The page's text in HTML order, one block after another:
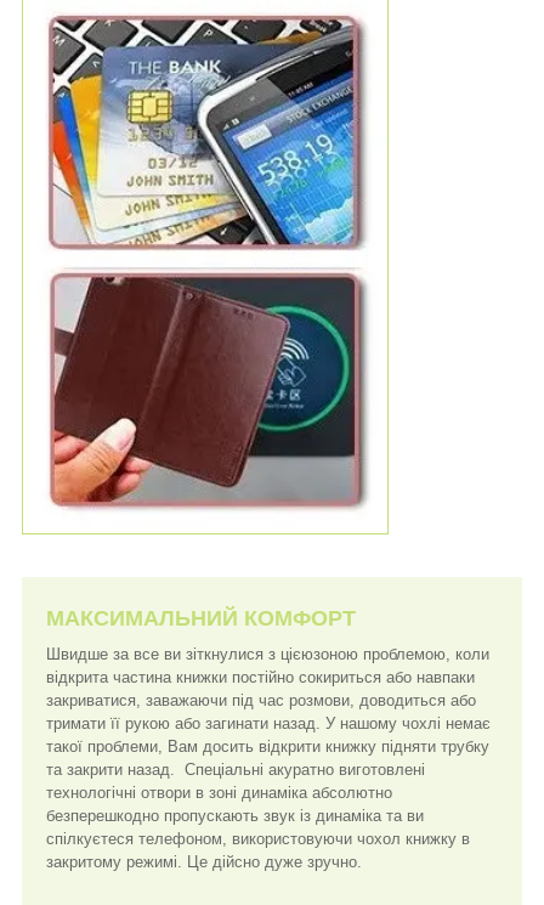
МАКСИМАЛЬНИЙ КОМФОРТ
Швидше за все ви зіткнулися з цієюзоною проблемою, коли
відкрита частина книжки постійно сокириться або навпаки
закриватися, заважаючи під час розмови, доводиться або
тримати її рукою або загинати назад. У нашому чохлі немає
такої проблеми, Вам досить відкрити книжку підняти трубку
та закрити назад. Спеціальні акуратно виготовлені
технологічні отвори в зоні динаміка абсолютно
безперешкодно пропускають звук із динаміка та ви
спілкуєтеся телефоном, використовуючи чохол книжку в
закритому режимі. Це дійсно дуже зручно.